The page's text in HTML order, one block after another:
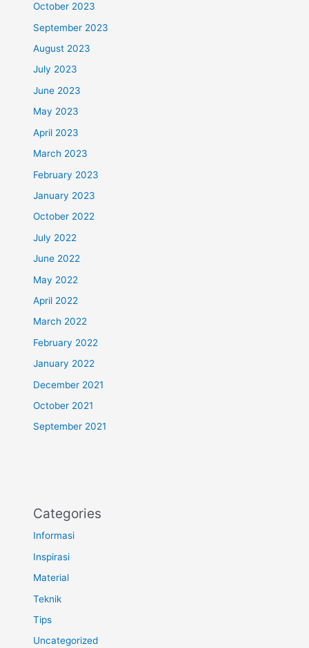
October 2023
September 2023
August 2023
July 2023
June 2023
May 2023
April 2023
March 2023
February 2023
January 2023
October 2022
July 2022
June 2022
May 2022
April 2022
March 2022
February 2022
January 2022
December 2021
October 2021
September 2021
Categories
Informasi
Inspirasi
Material
Teknik
Tips
Uncategorized